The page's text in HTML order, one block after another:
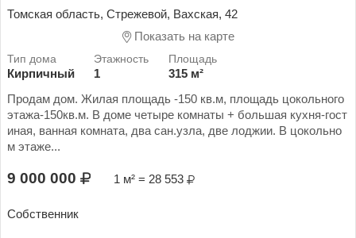
Томская область, Стрежевой, Вахская, 42
Показать на карте
Кирпичный 1
315 м²
Продам дом. Жилая площадь -150 кв.м, площадь цокольного
этажа-150кв.м. В доме четыре комнаты + большая кухня-гост
иная, ванная комната, два сан.узла, две лоджии. В цокольно
м этаже...
9 000 000 1 м² = 28 553
Собственник